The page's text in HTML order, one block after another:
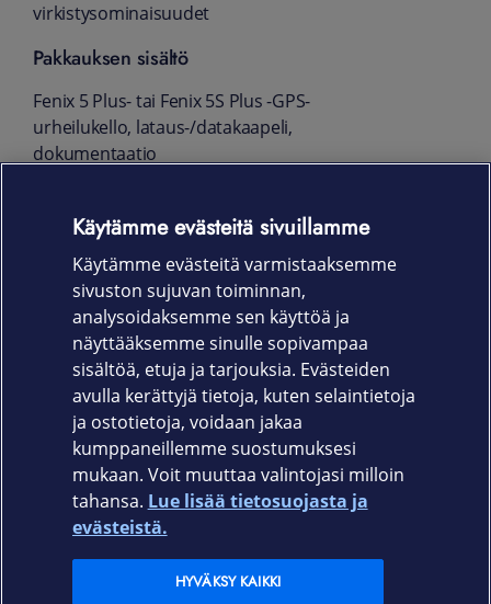
virkistysominaisuudet
Pakkauksen sisältö
Fenix 5 Plus- tai Fenix 5S Plus -GPS-
urheilukello, lataus-/datakaapeli,
dokumentaatio
010-01988-11 (Fenix 5 Plus hopea/musta)
010-01987-21 (Fenix 5S Plus hopea/musta)
010-01987-23 (Fenix 5S Plus
valkoinen/merenvihreä)
Elisa.fi
Käytämme evästeitä sivuillamme
Käytämme evästeitä varmistaaksemme
sivuston sujuvan toiminnan,
analysoidaksemme sen käyttöä ja
näyttääksemme sinulle sopivampaa
sisältöä, etuja ja tarjouksia. Evästeiden
avulla kerättyjä tietoja, kuten selaintietoja
ja ostotietoja, voidaan jakaa
kumppaneillemme suostumuksesi
mukaan. Voit muuttaa valintojasi milloin
tahansa. Lue lisää tietosuojasta ja
evästeistä.
HYVÄKSY KAIKKI